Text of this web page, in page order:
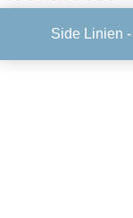
Side Linien -